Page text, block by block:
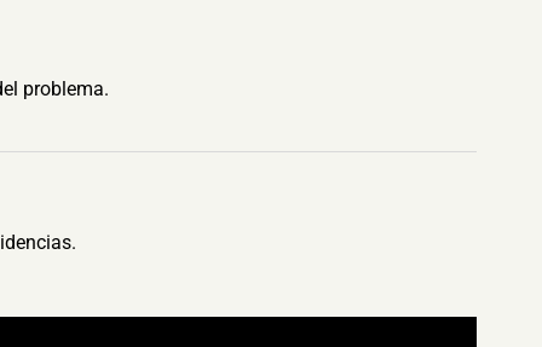
problema.